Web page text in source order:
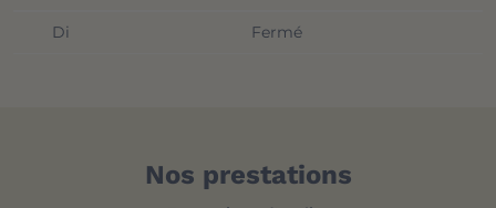
Di Fermé
Nos prestations